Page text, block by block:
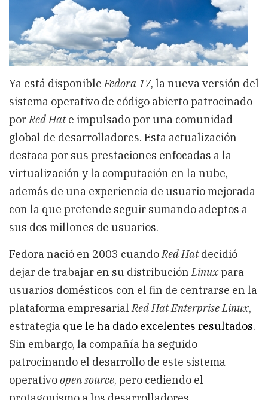
Ya está disponibleFedora 17, la nueva versión del
sistema operativo de código abierto patrocinado
porRed Hate impulsado por una comunidad
global de desarrolladores. Esta actualización
destaca por sus prestaciones enfocadas a la
virtualización y la computación en la nube,
además de una experiencia de usuario mejorada
con la que pretende seguir sumando adeptos a
sus dos millones de usuarios.
Fedora nació en 2003 cuandoRed Hatdecidió
dejar de trabajar en su distribuciónLinuxpara
usuarios domésticos con el fin de centrarse en la
plataforma empresarialRed Hat Enterprise Linux,
estrategia que le ha dado excelentes resultados.
Sin embargo, la compañía ha seguido
patrocinando el desarrollo de este sistema
operativoopen source, pero cediendo el